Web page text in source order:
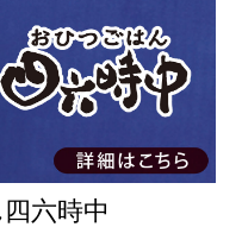
六時中